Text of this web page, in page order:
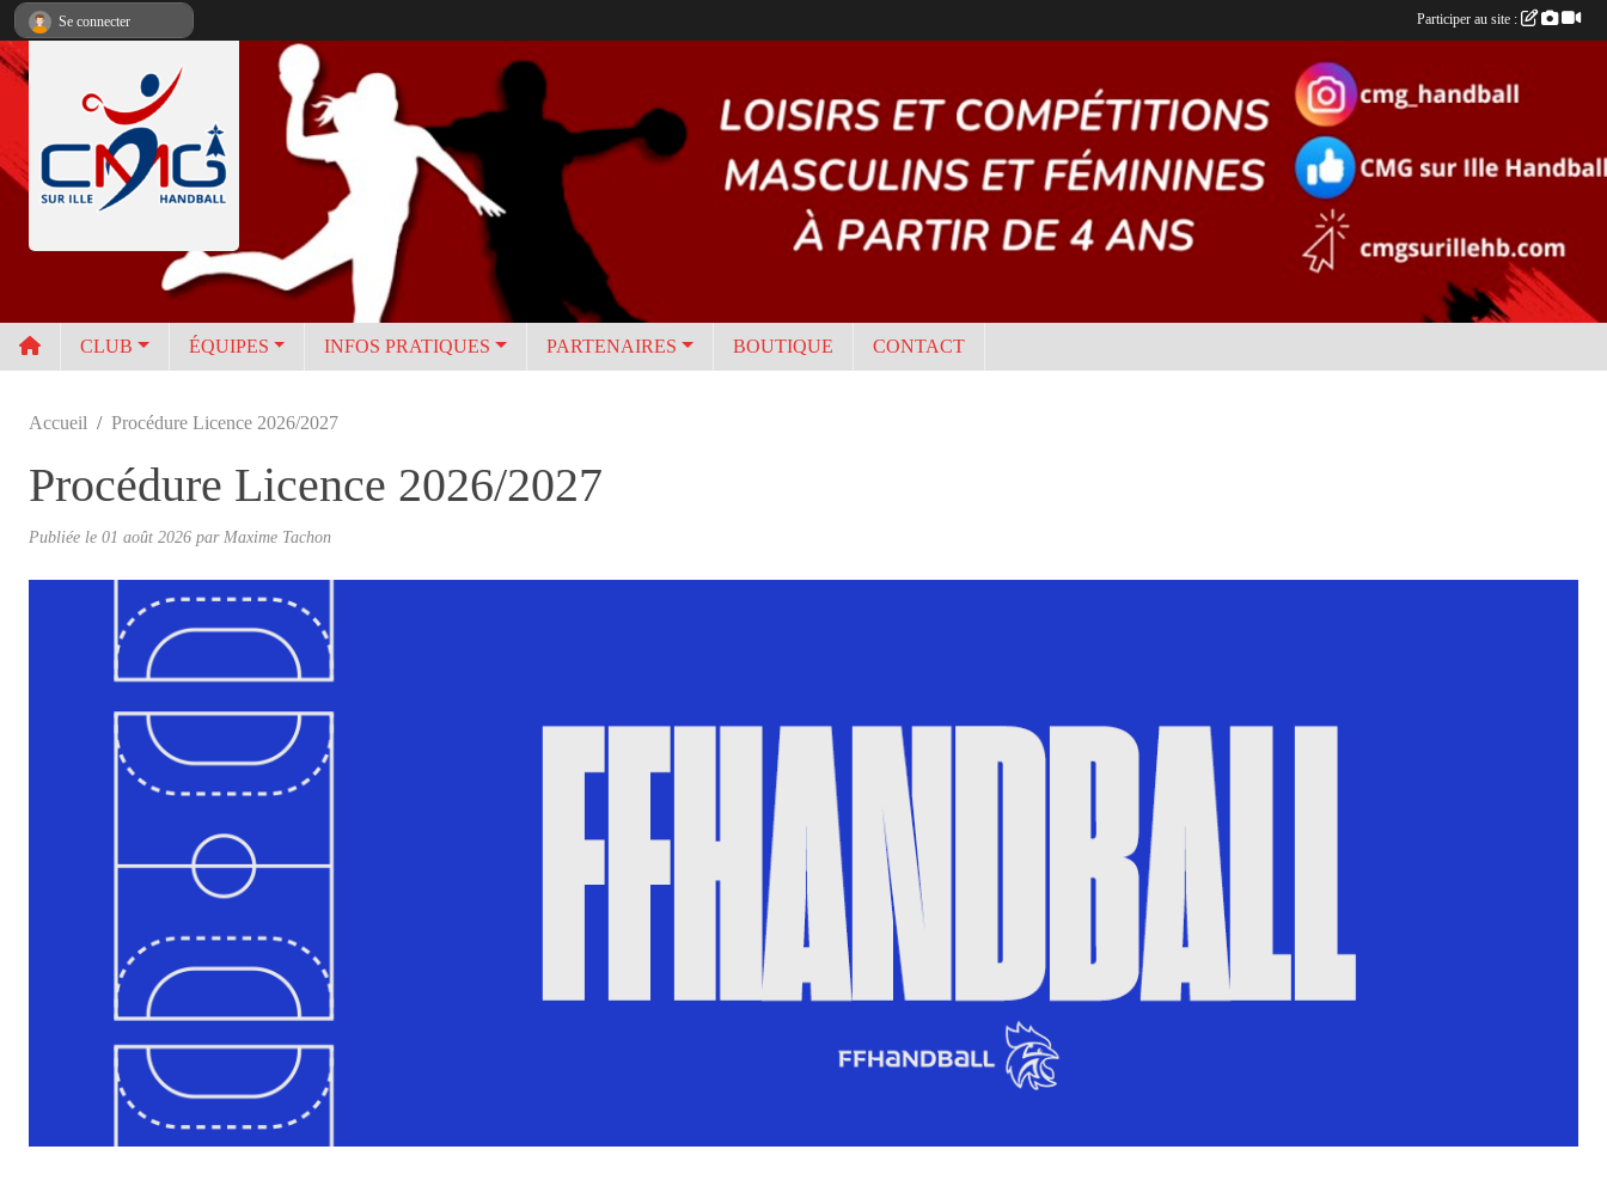
CLUB ÉQUIPES INFOS PRATIQUES PARTENAIRES BOUTIQUE CONTACT
Accueil Procédure Licence 2026/2027
Procédure Licence 2026/2027
Publiée le 01 août 2026 par Maxime Tachon
Se connecter Participer au site :
Panneau de gestion des cookies